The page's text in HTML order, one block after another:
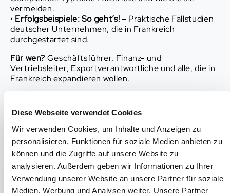
Diese Webseite verwendet Cookies
Wir verwenden Cookies, um Inhalte und Anzeigen zu
personalisieren, Funktionen für soziale Medien anbieten zu
können und die Zugriffe auf unsere Website zu
analysieren. Außerdem geben wir Informationen zu Ihrer
Verwendung unserer Website an unsere Partner für soziale
Medien, Werbung und Analysen weiter. Unsere Partner
vermeiden.
• Erfolgsbeispiele: So geht’s!– Praktische Fallstudien
deutscher Unternehmen, die in Frankreich
durchgestartet sind.
Für wen? Geschäftsführer, Finanz- und
Vertriebsleiter, Exportverantwortliche und alle, die in
Frankreich expandieren wollen.
bis 12:00 Uhr statt.
Referenten
Antoine Chardin